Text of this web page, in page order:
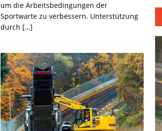
um die Arbeitsbedingungen der
Sportwarte zu verbessern. Unterstützung
durch […]